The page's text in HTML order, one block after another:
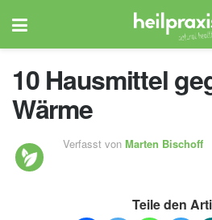
10 Hausmittel
Wärme
Verfasst vonMarten Bischoff
Teile den